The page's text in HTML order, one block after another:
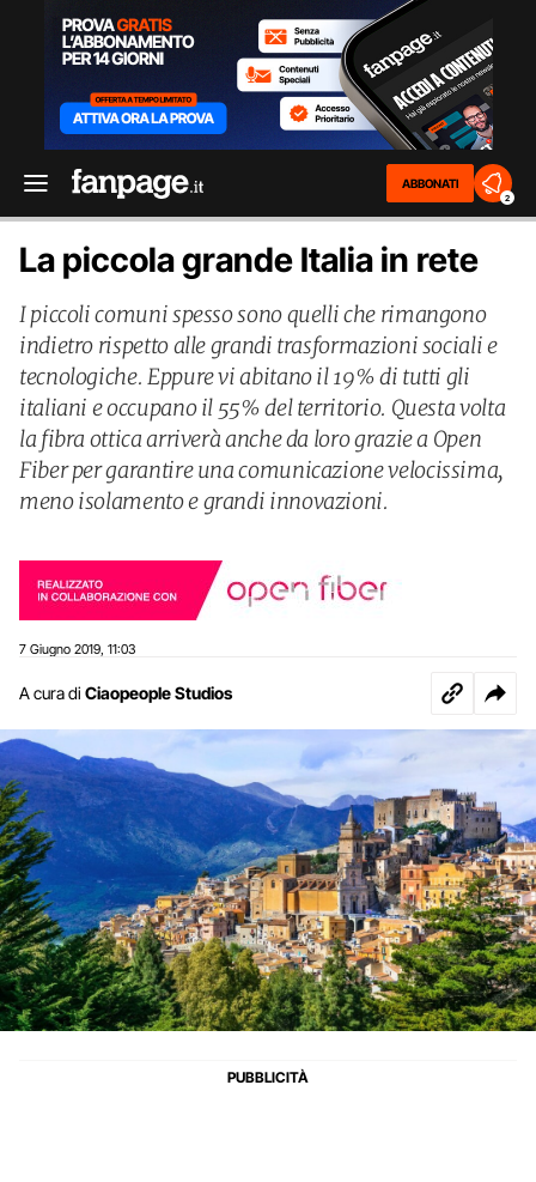
ABBONATI
2
La piccola grande Italia in rete
I piccoli comuni spesso sono quelli che rimangono
indietro rispetto alle grandi trasformazioni sociali e
tecnologiche. Eppure vi abitano il 19% di tutti gli
italiani e occupano il 55% del territorio. Questa volta
la fibra ottica arriverà anche da loro grazie a Open
Fiber per garantire una comunicazione velocissima,
meno isolamento e grandi innovazioni.
7 Giugno 2019 11:03
A cura di Ciaopeople Studios